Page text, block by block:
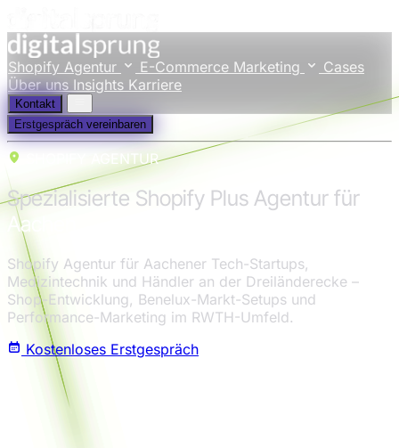
Shopify Agentur E-Commerce Marketing
Cases
Über uns Insights Karriere
Kontakt
Erstgespräch vereinbaren
SHOPIFY AGENTUR
Spezialisierte Shopify Plus Agentur für
Aachen
Shopify Agentur für Aachener Tech-Startups,
Medizintechnik und Händler an der Dreiländerecke –
Shop-Entwicklung, Benelux-Markt-Setups und
Performance-Marketing im RWTH-Umfeld.
Kostenloses Erstgespräch